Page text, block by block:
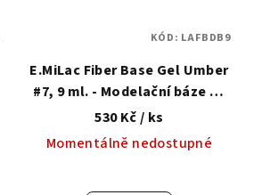
E.MiLac Fiber Base Gel Umber
#7, 9 ml. - Modelační báze se
zpevňujícím syntetickým
vláknem
530 Kč/ ks
Momentálně nedostupné
KÓD: LAFBDB9